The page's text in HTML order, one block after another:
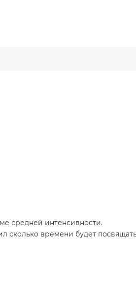
средней интенсивности.
сколько времени будет